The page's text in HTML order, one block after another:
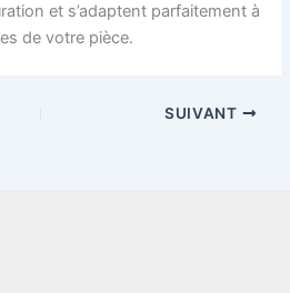
et s’adaptent parfaitement à
de votre pièce.
SUIVANT